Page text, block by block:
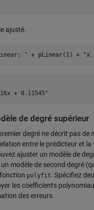
ajusté.
" + pLinear(1) + "x
de degré supérieur
degré ne décrit pas de
entre le prédicteur et la
ajuster un modèle de
modèle de second degré
polyfit. Spécifiez
les coefficients
des erreurs.